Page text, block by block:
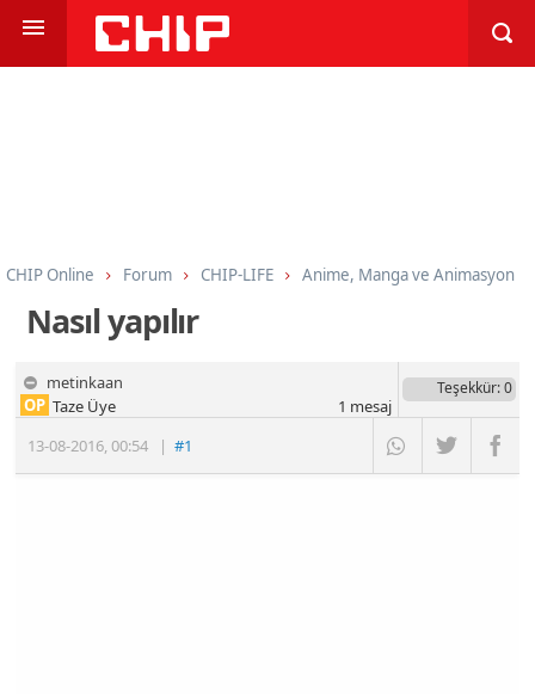
CHIP Online Forum CHIP-LIFE Anime, Manga ve Animasyon
Nasıl yapılır
metinkaan
13-08-2016,00:54 |#1
OP Taze Üye
Teşekkür: 0
1 mesaj